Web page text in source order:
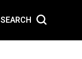
SEARCH